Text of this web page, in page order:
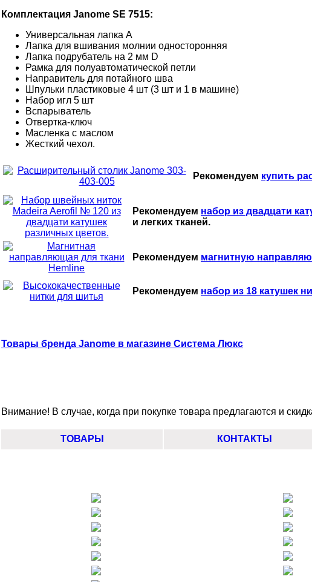
Комплектация Janome SE 7515:
Универсальная лапка A
Лапка для вшивания молнии односторонняя
Лапка подрубатель на 2 мм D
Рамка для полуавтоматической петли
Направитель для потайного шва
Шпульки пластиковые 4 шт (3 шт и 1 в машине)
Набор игл 5 шт
Вспарыватель
Отвертка-ключ
Масленка с маслом
Жесткий чехол.
Рекомендуем купить
Рекомендуем набор из двадцати
и легких тканей.
Рекомендуем магнитную
Рекомендуем набор из 18 катушек
Товары бренда Janome в магазине Система Люкс
Внимание! В случае, когда при покупке товара предлагаются и
ТОВАРЫ КОНТАКТЫ